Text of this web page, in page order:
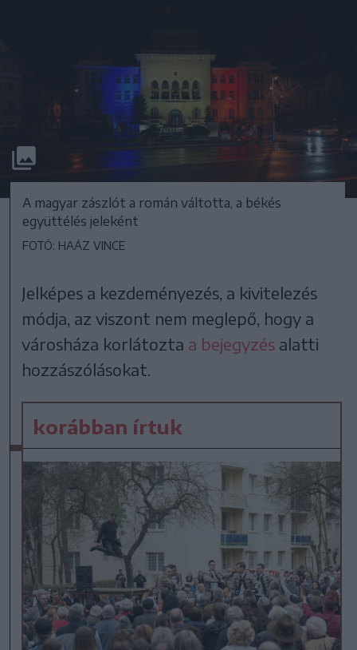
A magyar zászlót a román váltotta, a békés
együttélés jeleként
FOTÓ: HAÁZ VINCE
Jelképes a kezdeményezés, a kivitelezés
módja, az viszont nem meglepő, hogy a
városháza korlátozta a bejegyzés alatti
hozzászólásokat.
korábban írtuk